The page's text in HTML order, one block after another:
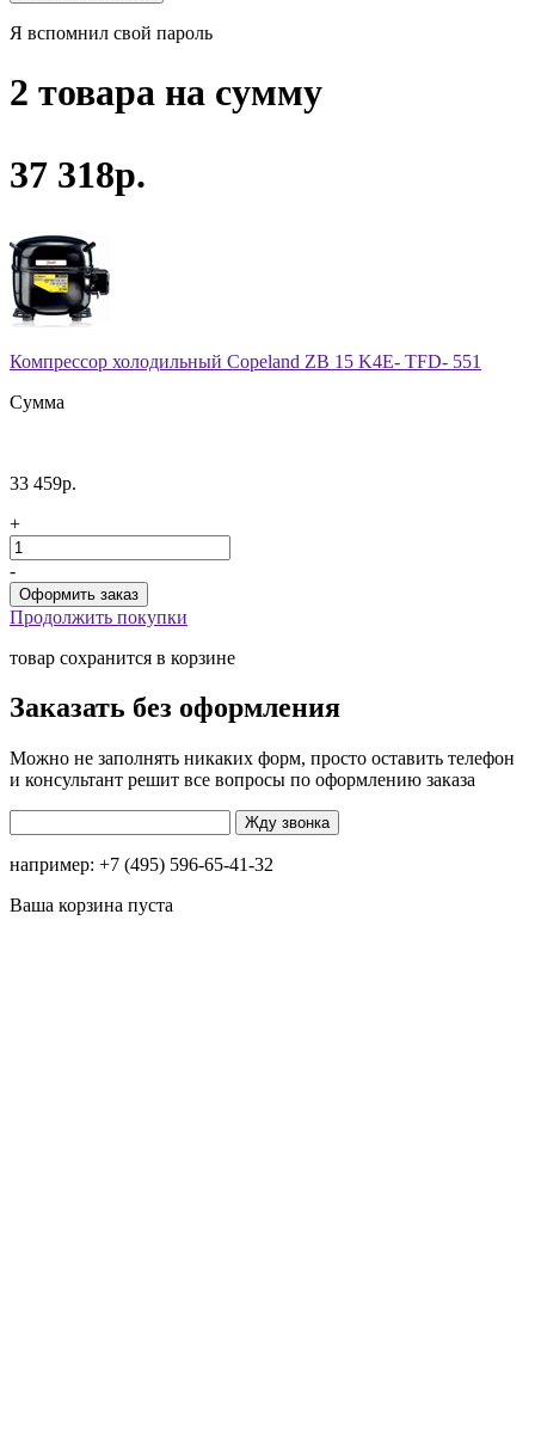
Я вспомнил свой пароль
2 товара на сумму
37 318р.
Компрессор холодильный Copeland ZB 15 K4E- TFD- 551
Сумма
33 459р.
+
-
Продолжить покупки
товар сохранится в корзине
Заказать без оформления
Можно не заполнять никаких форм, просто оставить телефон
и консультант решит все вопросы по оформлению заказа
например: +7 (495) 596-65-41-32
Ваша корзина пуста